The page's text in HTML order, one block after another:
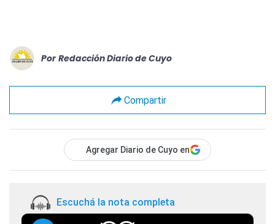
Por Redacción Diario de Cuyo
Compartir
Agregar Diario de Cuyo en
Escuchá la nota completa